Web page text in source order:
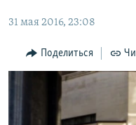
главной
Вернутся
11 ЛЕТ ОККУПАЦИИ
ЕЩЕ
ИНТЕРАКТИВ
ИНФОГРАФИКА
ТЕЛЕПРОЕКТ КРЫМ.РЕАЛИИ
РАДІО СВОБОДА
КАК ОБОЙТИ
Українською
31 мая 2016, 23:08
Поделиться